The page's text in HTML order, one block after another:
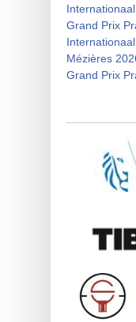
Grand Prix
Mézières
Grand Prix